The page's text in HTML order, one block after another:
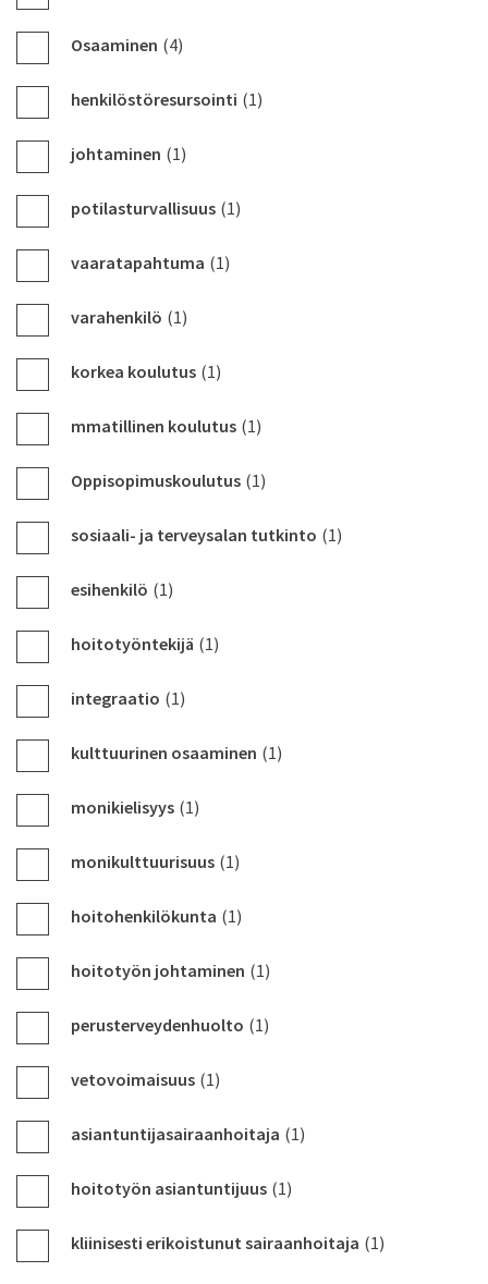
Osaaminen (4)
henkilöstöresursointi (1)
johtaminen (1)
potilasturvallisuus (1)
vaaratapahtuma (1)
varahenkilö (1)
korkea koulutus (1)
mmatillinen koulutus (1)
Oppisopimuskoulutus (1)
sosiaali- ja terveysalan tutkinto (1)
esihenkilö (1)
hoitotyöntekijä (1)
integraatio (1)
kulttuurinen osaaminen (1)
monikielisyys (1)
monikulttuurisuus (1)
hoitohenkilökunta (1)
hoitotyön johtaminen (1)
perusterveydenhuolto (1)
vetovoimaisuus (1)
asiantuntijasairaanhoitaja (1)
hoitotyön asiantuntijuus (1)
kliinisesti erikoistunut sairaanhoitaja (1)